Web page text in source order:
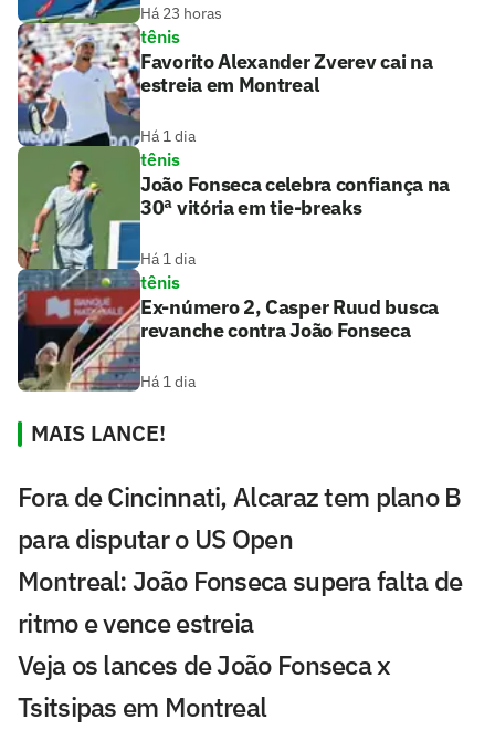
Há 23 horas
tênis
Favorito Alexander Zverev cai na
estreia em Montreal
Há 1 dia
tênis
João Fonseca celebra confiança na
30ª vitória em tie-breaks
Há 1 dia
tênis
Ex-número 2, Casper Ruud busca
revanche contra João Fonseca
Há 1 dia
MAIS LANCE!
Fora de Cincinnati, Alcaraz tem plano B
para disputar o US Open
Montreal: João Fonseca supera falta de
ritmo e vence estreia
Veja os lances de João Fonseca x
Tsitsipas em Montreal